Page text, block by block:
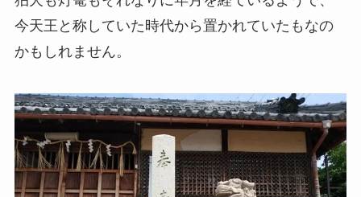
今天王と称していた時代から置かれていたもなの
かもしれません。